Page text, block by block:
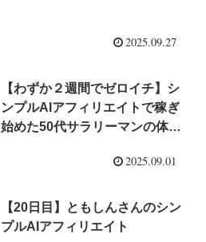
2025.09.27
【わずか２週間でゼロイチ】シ
ンプルAIアフィリエイトで稼ぎ
始めた50代サラリーマンの体験
2025.09.01
【20日目】ともしんさんのシン
プルAIアフィリエイト